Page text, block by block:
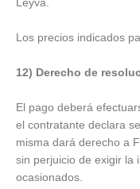
Leyva.
Los precios indicados
12) Derecho de
El pago deberá
el contratante declara
misma dará derecho a
sin perjuicio de exigir la
ocasionados.